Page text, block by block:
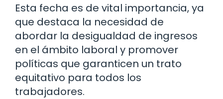
Esta fecha es de vital importancia, ya
que destaca la necesidad de
abordar la desigualdad de ingresos
en el ámbito laboral y promover
políticas que garanticen un trato
equitativo para todos los
trabajadores.